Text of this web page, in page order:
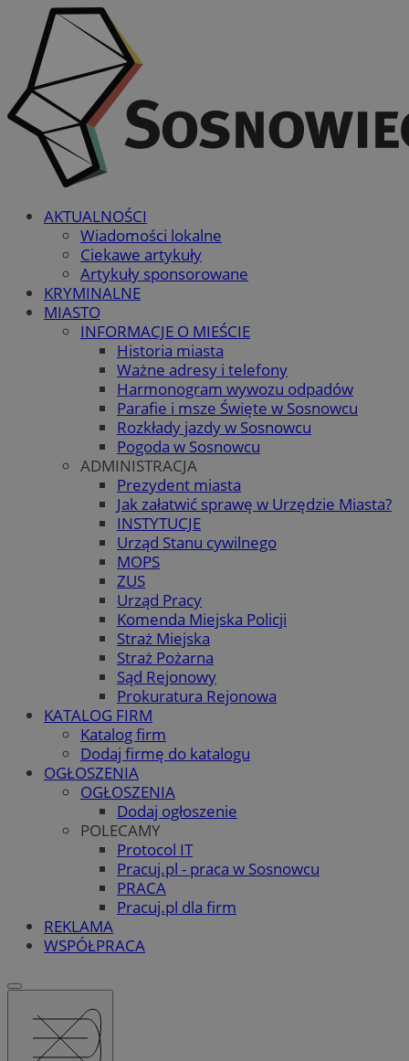
AKTUALNOŚCI
Wiadomości lokalne
Ciekawe artykuły
Artykuły sponsorowane
KRYMINALNE
MIASTO
INFORMACJE O MIEŚCIE
Historia miasta
Ważne adresy i telefony
Harmonogram wywozu odpadów
Parafie i msze Święte w Sosnowcu
Rozkłady jazdy w Sosnowcu
Pogoda w Sosnowcu
ADMINISTRACJA
Prezydent miasta
Jak załatwić sprawę w Urzędzie Miasta?
INSTYTUCJE
Urząd Stanu cywilnego
MOPS
ZUS
Urząd Pracy
Komenda Miejska Policji
Straż Miejska
Straż Pożarna
Sąd Rejonowy
Prokuratura Rejonowa
KATALOG FIRM
Katalog firm
Dodaj firmę do katalogu
OGŁOSZENIA
OGŁOSZENIA
Dodaj ogłoszenie
POLECAMY
Protocol IT
Pracuj.pl - praca w Sosnowcu
PRACA
Pracuj.pl dla firm
REKLAMA
WSPÓŁPRACA